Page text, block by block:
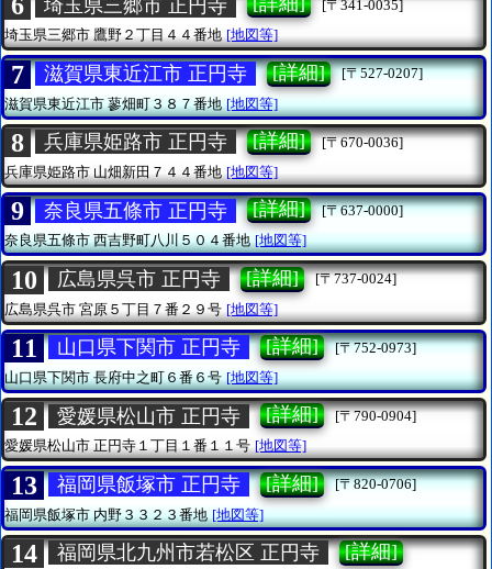
6 埼玉県三郷市 正円寺
[〒341-0035]
埼玉県三郷市鷹野２丁目４４番地 [地図等]
7 滋賀県東近江市 正円寺 [詳細]
[〒527-0207]
滋賀県東近江市蓼畑町３８７番地 [地図等]
8 兵庫県姫路市 正円寺 [詳細]
[〒670-0036]
兵庫県姫路市 山畑新田７４４番地 [地図等]
9 奈良県五條市 正円寺 [詳細]
[〒637-0000]
奈良県五條市西吉野町八川５０４番地 [地図等]
10 広島県呉市 正円寺 [詳細]
[〒737-0024]
広島県呉市 宮原５丁目７番２９号 [地図等]
11 山口県下関市 正円寺 [詳細]
[〒752-0973]
山口県下関市長府中之町６番６号 [地図等]
12 愛媛県松山市 正円寺 [詳細]
[〒790-0904]
愛媛県松山市正円寺１丁目１番１１号 [地図等]
13 福岡県飯塚市 正円寺 [詳細]
[〒820-0706]
福岡県飯塚市内野３３２３番地 [地図等]
14 福岡県北九州市若松区 正円寺 [詳細]